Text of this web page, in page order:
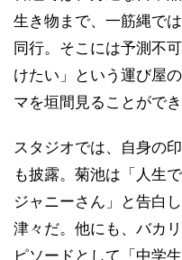
生き物まで、一筋縄で
同行。そこには予測不
けたい」という運び屋
マを垣間見ることができ
スタジオでは、自身の
も披露。菊池は「人生
ジャニーさん」と告白
津々だ。他にも、バカ
ピソードとして「中学